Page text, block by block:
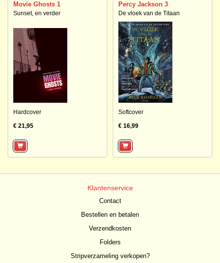
Movie Ghosts 1
Sunset, en verder
Hardcover
€ 21,95
Percy Jackson 3
De vloek van de Titaan
Softcover
€ 16,99
Klantenservice
Contact
Bestellen en betalen
Verzendkosten
Folders
Stripverzameling verkopen?